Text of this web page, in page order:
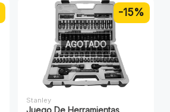
-15%
AGOTADO
Stanley